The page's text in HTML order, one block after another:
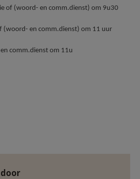
of (woord- en comm.dienst) om 9u30
(woord- en comm.dienst) om 11 uur
comm.dienst om 11u